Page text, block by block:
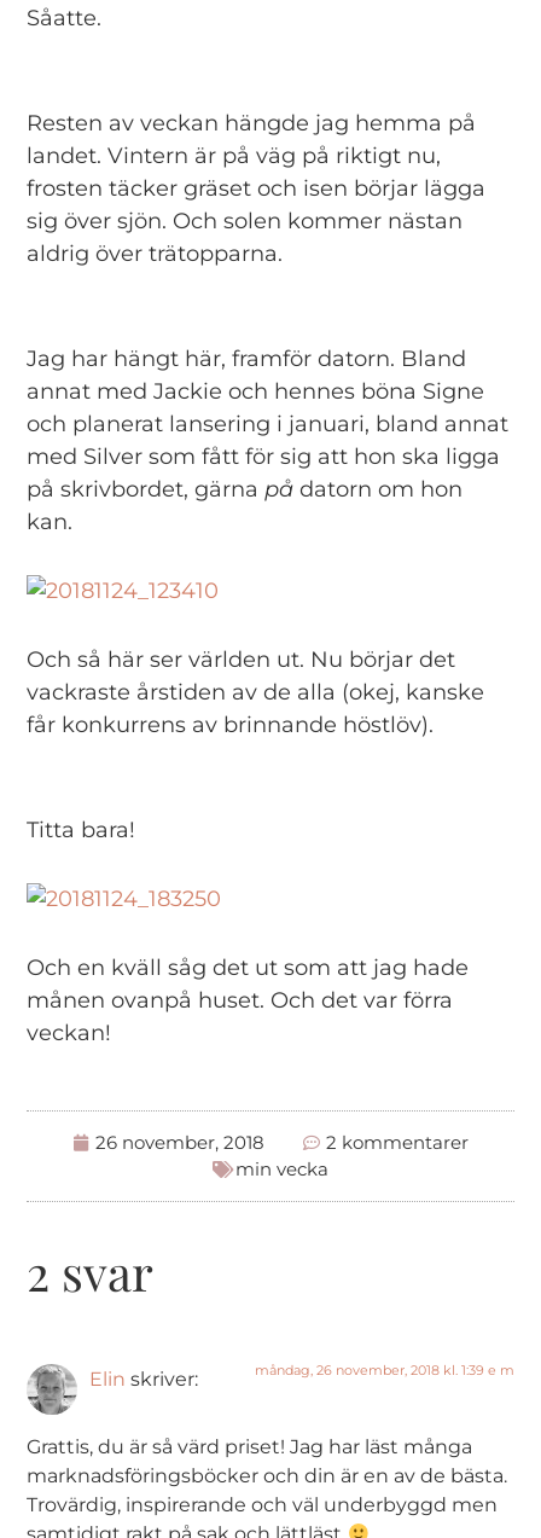
Såatte.
Resten av veckan hängde jag hemma på
landet. Vintern är på väg på riktigt nu,
frosten täcker gräset och isen börjar lägga
sig över sjön. Och solen kommer nästan
aldrig över trätopparna.
Jag har hängt här, framför datorn. Bland
annat med Jackie och hennes böna Signe
och planerat lansering i januari, bland annat
med Silver som fått för sig att hon ska ligga
på skrivbordet, gärna på datorn om hon
kan.
Och så här ser världen ut. Nu börjar det
vackraste årstiden av de alla (okej, kanske
får konkurrens av brinnande höstlöv).
Titta bara!
Och en kväll såg det ut som att jag hade
månen ovanpå huset. Och det var förra
veckan!
26 november, 2018
2 kommentarer
min vecka
2 svar
Elin skriver: måndag, 26 november, 2018 kl. 1:39 e m
Grattis, du är så värd priset! Jag har läst många
marknadsföringsböcker och din är en av de bästa.
Trovärdig, inspirerande och väl underbyggd men